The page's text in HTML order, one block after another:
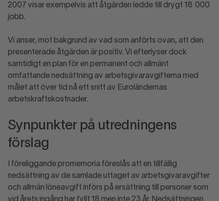
2007 visar exempelvis att åtgärden ledde till drygt 18 000
jobb.
Vi anser, mot bakgrund av vad som anförts ovan, att den
presenterade åtgärden är positiv. Vi efterlyser dock
samtidigt en plan för en permanent och allmänt
omfattande nedsättning av arbetsgivaravgifterna med
målet att över tid nå ett snitt av Euroländernas
arbetskraftskostnader.
Synpunkter på utredningens
förslag
I föreliggande promemoria föreslås att en tillfällig
nedsättning av de samlade uttaget av arbetsgivaravgifter
och allmän löneavgift införs på ersättning till personer som
vid årets ingång har fyllt 18 men inte 23 år. Nedsättningen